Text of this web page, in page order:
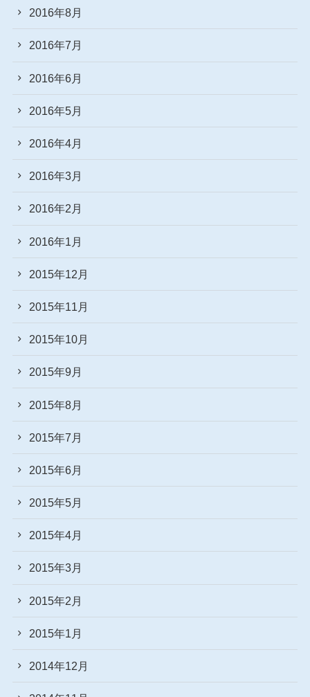
2016年8月
2016年7月
2016年6月
2016年5月
2016年4月
2016年3月
2016年2月
2016年1月
2015年12月
2015年11月
2015年10月
2015年9月
2015年8月
2015年7月
2015年6月
2015年5月
2015年4月
2015年3月
2015年2月
2015年1月
2014年12月